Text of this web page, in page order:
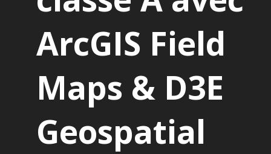
ArcGIS Field
Maps & D3E
Geospatial